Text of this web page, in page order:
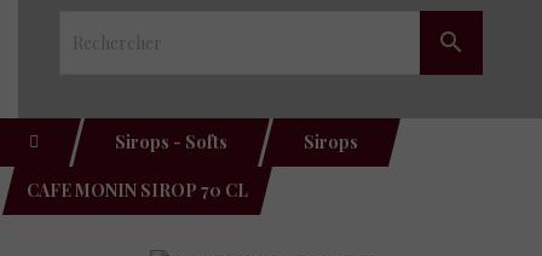

Sirops - Softs Sirops
CAFE MONIN SIROP 70 CL